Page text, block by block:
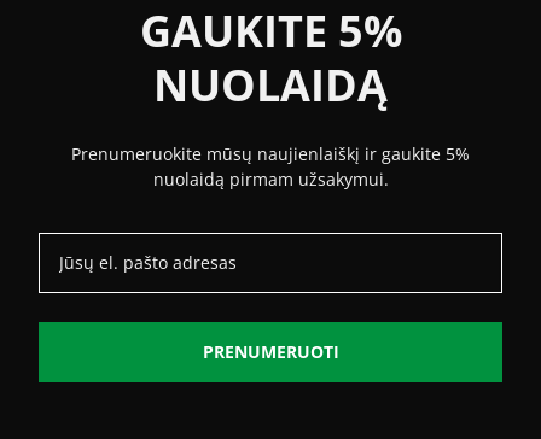
GAUKITE 5%
NUOLAIDĄ
Prenumeruokite mūsų naujienlaiškį ir gaukite 5%
nuolaidą pirmam užsakymui.
PRENUMERUOTI